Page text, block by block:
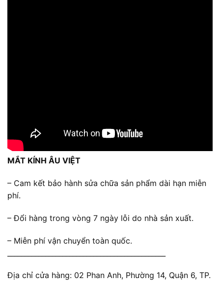
MẮT KÍNH ÂU VIỆT
– Cam kết bảo hành sửa chữa sản phẩm dài hạn miễn
phí.
– Đổi hàng trong vòng 7 ngày lỗi do nhà sản xuất.
– Miễn phí vận chuyển toàn quốc.
Địa chỉ cửa hàng: 02 Phan Anh, Phường 14, Quận 6, TP.